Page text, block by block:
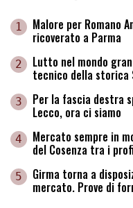
1 Malore per Romano
ricoverato a Parma
2 Lutto nel mondo
tecnico della storica
3 Per la fascia destra
Lecco, ora ci siamo
4 Mercato sempre in
del Cosenza tra i
5 Girma torna a
mercato. Prove di